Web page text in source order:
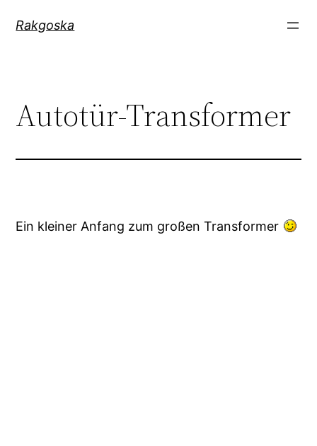
InhaltRakgoska
Autotür-Transformer
Ein kleiner Anfang zum großen Transformer